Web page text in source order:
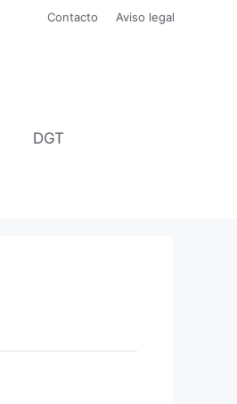
Contacto Aviso legal
DGT